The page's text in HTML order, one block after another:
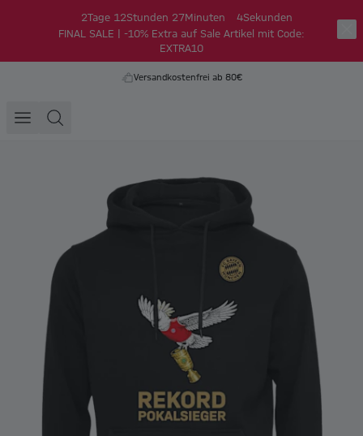
2Tage 12Stunden 27Minuten 4Sekunden
FINAL SALE | -10% Extra auf Sale Artikel mit Code:
EXTRA10
Versandkostenfrei ab 80€